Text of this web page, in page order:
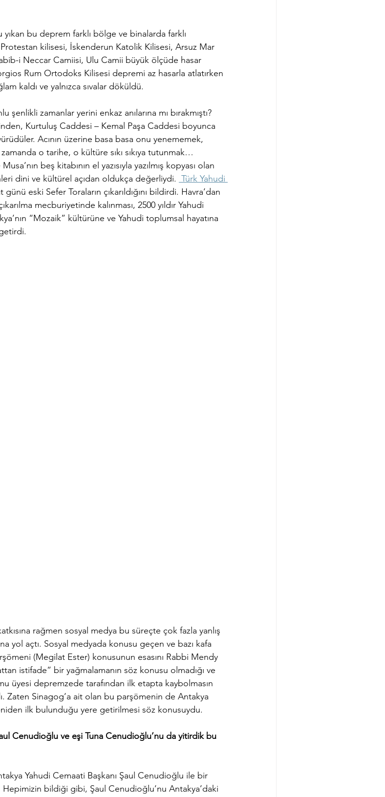
bu deprem farklı bölge ve binalarda farklı
kilisesi, İskenderun Katolik Kilisesi, Arsuz Mar
i Neccar Camiisi, Ulu Camii büyük ölçüde hasar
Rum Ortodoks Kilisesi depremi az hasarla atlatırken
kaldı ve yalnızca sıvalar döküldü.
zamanlar yerini enkaz anılarına mı bırakmıştı?
Kurtuluş Caddesi – Kemal Paşa Caddesi boyunca
Acının üzerine basa basa onu yenememek,
o tarihe, o kültüre sıkı sıkıya tutunmak…
beş kitabının el yazısıyla yazılmış kopyası olan
dini ve kültürel açıdan oldukça değerliydi. Türk Yahudi
eski Sefer Toraların çıkarıldığını bildirdi. Havra’dan
mecburiyetinde kalınması, 2500 yıldır Yahudi
“Mozaik” kültürüne ve Yahudi toplumsal hayatına
getirdi.
rağmen sosyal medya bu süreçte çok fazla yanlış
yol açtı. Sosyal medyada konusu geçen ve bazı kafa
(Megilat Ester) konusunun esasını Rabbi Mendy
istifade” bir yağmalamanın söz konusu olmadığı ve
üyesi depremzede tarafından ilk etapta kaybolmasın
Zaten Sinagog’a ait olan bu parşömenin de Antakya
ilk bulunduğu yere getirilmesi söz konusuydu.
Cenudioğlu ve eşi Tuna Cenudioğlu’nu da yitirdik bu
Yahudi Cemaati Başkanı Şaul Cenudioğlu ile bir
Hepimizin bildiği gibi, Şaul Cenudioğlu’nu Antakya’daki